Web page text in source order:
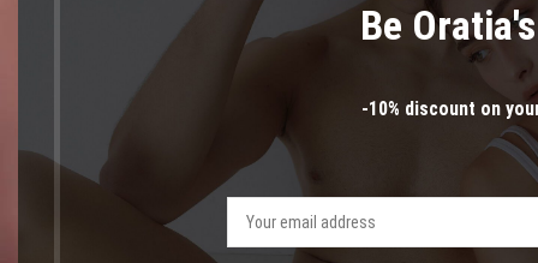
Be
-10% discount on